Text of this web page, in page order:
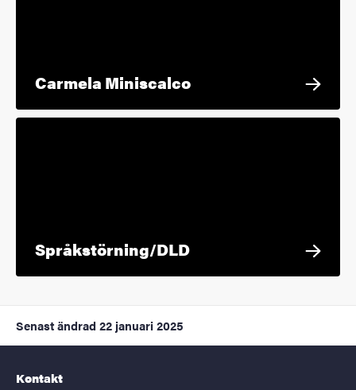
Carmela Miniscalco
Språkstörning/DLD
Senast ändrad 22 januari 2025
Kontakt